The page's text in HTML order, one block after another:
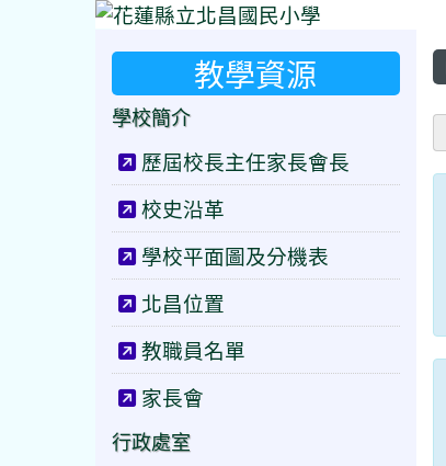
教學資源
學校簡介
歷屆校長主任家長會長
校史沿革
學校平面圖及分機表
北昌位置
教職員名單
家長會
行政處室